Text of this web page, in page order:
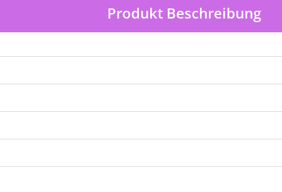
Produkt Beschreibung